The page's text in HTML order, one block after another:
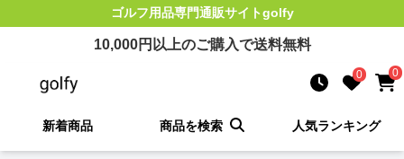
ゴルフ用品専門通販サイトgolfy
10,000円以上のご購入で送料無料
0 0
新着商品 商品を検索 人気ランキング